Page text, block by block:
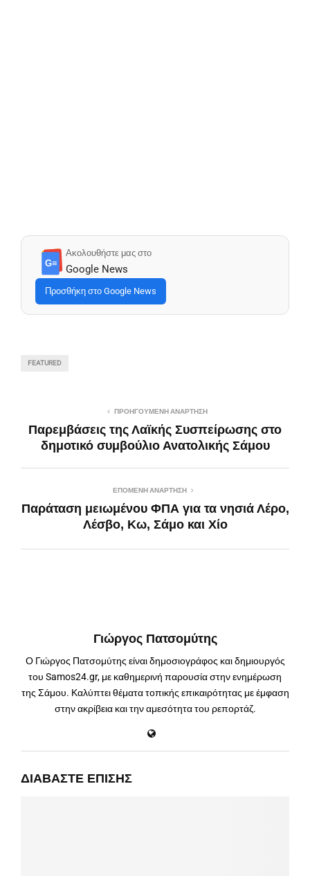
G≡
Ακολουθήστε μας στο
Google News
Προσθήκη στο Google News
FEATURED
ΠΡΟΗΓΟΎΜΕΝΗ ΑΝΆΡΤΗΣΗ
Παρεμβάσεις της Λαϊκής Συσπείρωσης στο
δημοτικό συμβούλιο Ανατολικής Σάμου
ΕΠΌΜΕΝΗ ΑΝΆΡΤΗΣΗ
Παράταση μειωμένου ΦΠΑ για τα νησιά Λέρο,
Λέσβο, Κω, Σάμο και Χίο
Γιώργος Πατσομύτης
Ο Γιώργος Πατσομύτης είναι δημοσιογράφος και δημιουργός
του Samos24.gr, με καθημερινή παρουσία στην ενημέρωση
της Σάμου. Καλύπτει θέματα τοπικής επικαιρότητας με έμφαση
στην ακρίβεια και την αμεσότητα του ρεπορτάζ.
ΔΙΑΒΆΣΤΕ ΕΠΊΣΗΣ